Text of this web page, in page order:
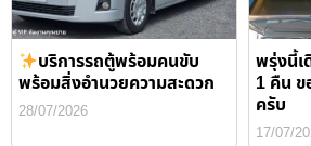
บริการรถตู้พร้อมคนขับ
พร้อมสิ่งอำนวยความสะดวก
28/07/2026
พรุ่งนี้เ
1 คืน ข
ครับ
17/07/